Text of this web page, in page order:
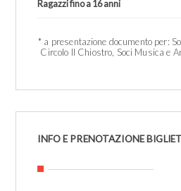
Ragazzi fino a 16 anni
* a presentazione documento per:
Circolo Il Chiostro, Soci Musica e
INFO E PRENOTAZIONE